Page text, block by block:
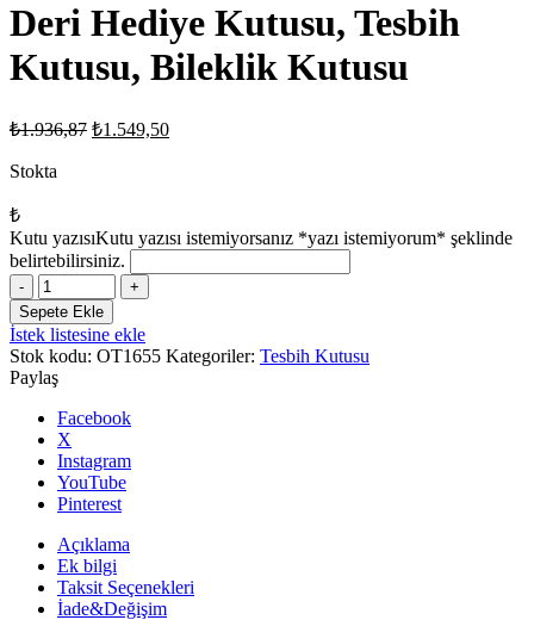
Deri Hediye Kutusu, Tesbih
Kutusu, Bileklik Kutusu
₺1.936,87 Orijinal
₺1.549,50Şu
Stokta
₺
Kutu yazısıKutu yazısı istemiyorsanız *yazı istemiyorum* şeklinde
belirtebilirsiniz.
Deri
Hediye
Kutusu,
Tesbih
Kutusu,
Bileklik
Kutusu
adet
Sepete Ekle
İstek listesine ekle
Stok kodu: OT1655 Kategoriler: Tesbih Kutusu
Paylaş
Facebook
X
Instagram
YouTube
Pinterest
Açıklama
Ek bilgi
Taksit Seçenekleri
İade&Değişim